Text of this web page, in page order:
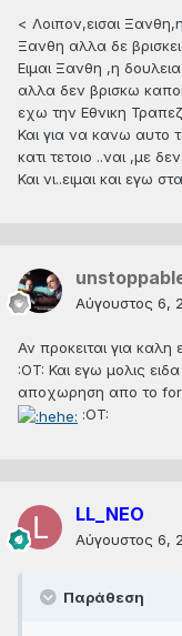
< Λοιπον,εισαι
Ξανθη αλλα δε
Ειμαι Ξανθη ,η
αλλα δεν βρισκω
εχω την Εθνικη
Και για να κανω αυτο
κατι τετοιο ..ναι ,με
Και νι..ειμαι και εγω
Αύγουστος 6,
Αν προκειται για
:OT: Και εγω μολις
αποχωρηση απο το
:OT:
LL_NEO
Αύγουστος 6,
Παράθεση